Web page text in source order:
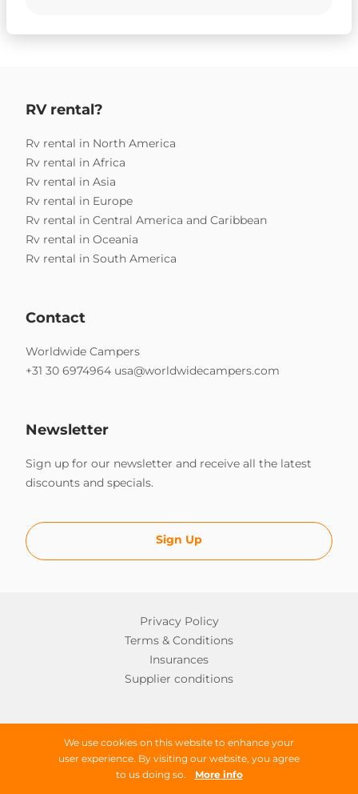
We use cookies on this website to enhance your
user experience. By visiting our website, you agree
to us doing so.
More info
RV rental?
Rv rental in North America
Rv rental in Africa
Rv rental in Asia
Rv rental in Europe
Rv rental in Central America and Caribbean
Rv rental in Oceania
Rv rental in South America
Contact
Worldwide Campers
+31 30 6974964 usa@worldwidecampers.com
Newsletter
Sign up for our newsletter and receive all the latest
discounts and specials.
Sign Up
Privacy Policy
Terms & Conditions
Insurances
Supplier conditions
Copyright © 2026 Worldwide Campers
All rights reserved